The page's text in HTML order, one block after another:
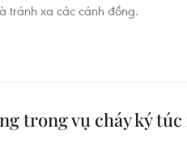
tránh xa các cánh đồng.
trong vụ cháy ký túc